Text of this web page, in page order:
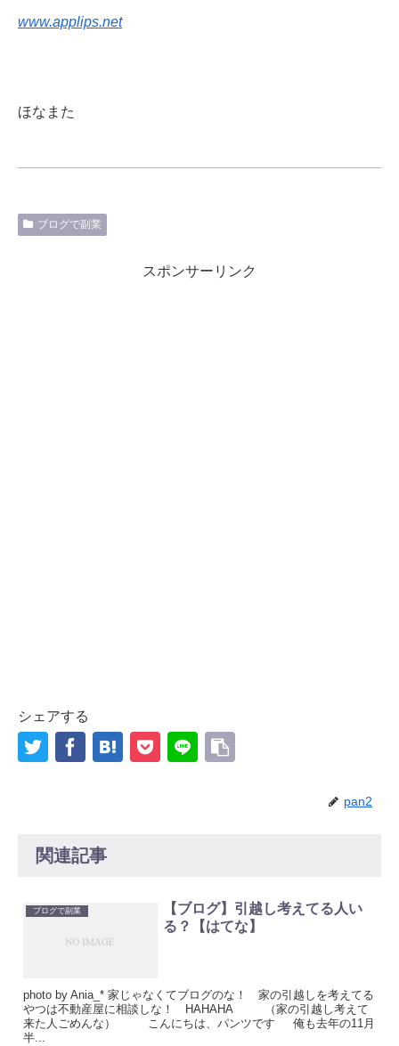
www.applips.net
ほなまた
ブログで副業
スポンサーリンク
シェアする
pan2
関連記事
ブログで副業
【ブログ】引越し考えてる人い
る？【はてな】
photo by Ania_* 家じゃなくてブログのな！ 家の引越しを考えてる
やつは不動産屋に相談しな！ HAHAHA （家の引越し考えて
来た人ごめんな） こんにちは、パンツです 俺も去年の11月
半...